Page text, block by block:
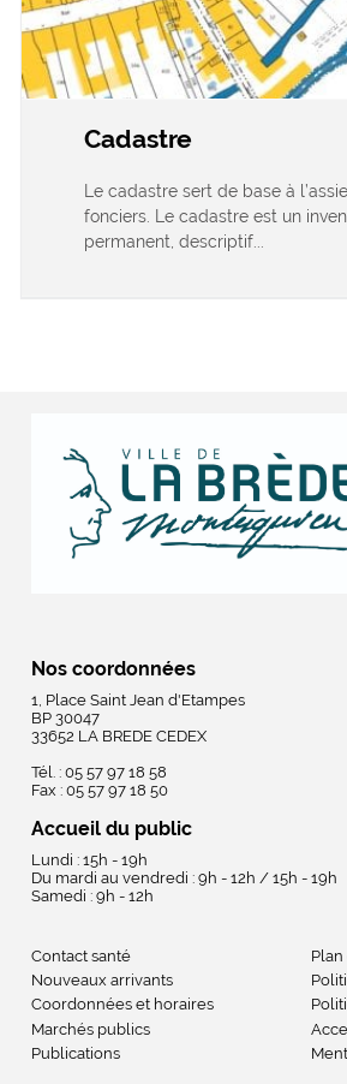
Cadastre
Le cadastre sert de base à
fonciers. Le cadastre est un
permanent, descriptif...
Nos coordonnées
1, Place Saint Jean d'Etampes
BP 30047
33652 LA BREDE CEDEX
Tél. : 05 57 97 18 58
Fax : 05 57 97 18 50
Accueil du public
Lundi : 15h - 19h
Du mardi au vendredi : 9h - 12h / 15h - 19h
Samedi : 9h - 12h
Contact santé
Nouveaux arrivants
Coordonnées et horaires
Marchés publics
Publications
Plan